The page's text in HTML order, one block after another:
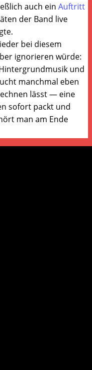
auch ein Auftritt
der Band live
bei diesem
ignorieren würde:
und
manchmal eben
lässt — eine
sofort packt und
man am Ende